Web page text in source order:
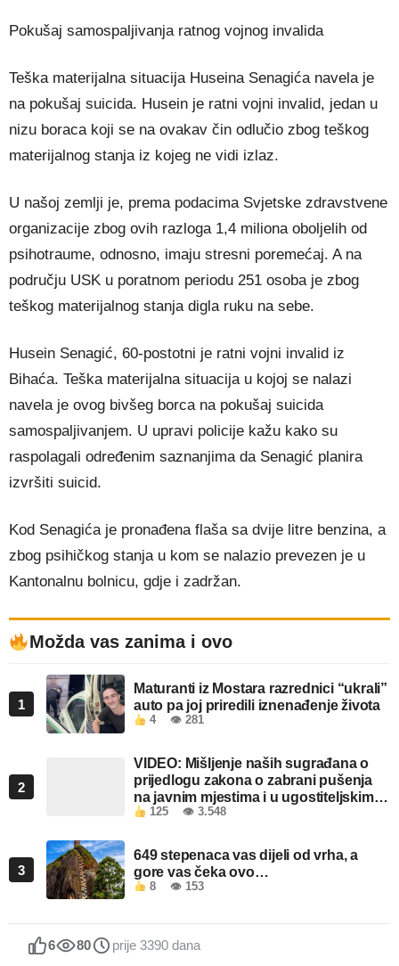
Pokušaj samospaljivanja ratnog vojnog invalida
Teška materijalna situacija Huseina Senagića navela je
na pokušaj suicida. Husein je ratni vojni invalid, jedan u
nizu boraca koji se na ovakav čin odlučio zbog teškog
materijalnog stanja iz kojeg ne vidi izlaz.
U našoj zemlji je, prema podacima Svjetske zdravstvene
organizacije zbog ovih razloga 1,4 miliona oboljelih od
psihotraume, odnosno, imaju stresni poremećaj. A na
području USK u poratnom periodu 251 osoba je zbog
teškog materijalnog stanja digla ruku na sebe.
Husein Senagić, 60-postotni je ratni vojni invalid iz
Bihaća. Teška materijalna situacija u kojoj se nalazi
navela je ovog bivšeg borca na pokušaj suicida
samospaljivanjem. U upravi policije kažu kako su
raspolagali određenim saznanjima da Senagić planira
izvršiti suicid.
Kod Senagića je pronađena flaša sa dvije litre benzina, a
zbog psihičkog stanja u kom se nalazio prevezen je u
Kantonalnu bolnicu, gdje i zadržan.
Možda vas zanima i ovo
1
Maturanti iz Mostara razrednici “ukrali”
auto pa joj priredili iznenađenje života
4 👁 281
2
VIDEO: Mišljenje naših sugrađana o
prijedlogu zakona o zabrani pušenja
na javnim mjestima i u ugostiteljskim
objektima u FBiH
125 👁 3.548
3
649 stepenaca vas dijeli od vrha, a
gore vas čeka ovo…
8 👁 153
6 80 prije 3390 dana